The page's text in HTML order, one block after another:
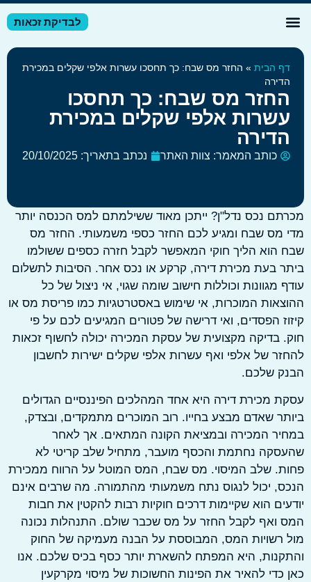
לבדיקת זכאות
הבית »החזר מס שבח: כך תחסכו עשרות אלפי שקלים במכירת
מס שבח: כך תחסכו
אלפי שקלים במכירת
כותב המאמר:צוות האתר נכתב בתאריך:20/10/2025
נכס נדל"ן? ייתכן מאוד ששילמתם למס הכנסה יותר
מס שבח ומגיע לכם החזר כספי משמעותי. החזר מס
הוא הליך חוקי המאפשר לקבל חזרה כספים ששולמו
בעת מכירת דירה, קרקע או נכס אחר. הסיבות לתשלום
מגוונות וכוללות חישוב שומה שגוי, אי ניצול של כל
המוכרות, אי שימוש באסטרטגיות כמו פריסת מס או
הפסדים, ואי דרישה של פטורים המגיעים לכם על פי
בדיקה מקצועית של עסקת המכירה יכולה לחשוף זכאות
של אלפי ואף עשרות אלפי שקלים ישירות לחשבון
שלכם.
מכירת דירה היא אחד המהלכים הפיננסיים הגדולים
שאדם מבצע בחייו. רוב המוכרים מתמקדים, ובצדק,
המכירה ובמציאת הקונה המתאים. אך לאחר
נחתמת והכסף מועבר, מתחיל שלב קריטי לא
שלב המיסוי. מס שבח, המס המוטל על הרווח ממכירת
יכול לנגוס נתח משמעותי מהתמורה. מה שרבים אינם
הוא שקיימות דרכים חוקיות רבות להקטין את חבות
ואף לקבל החזר על מס שכבר שולם. התנהלות נכונה
רשויות המס, המבוססת על הבנה מעמיקה של החוק
היא המפתח להשארת יותר כסף בכיס שלכם. אנו
כדי להאיר את הפינות החשוכות של מיסוי מקרקעין